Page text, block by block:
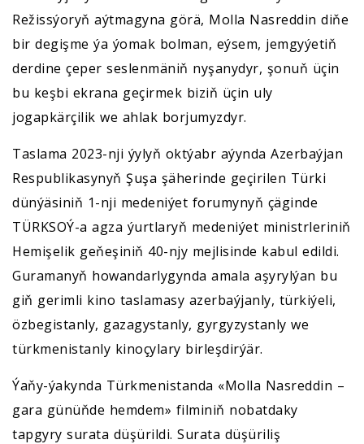
Režissýoryň aýtmagyna görä, Molla Nasreddin diňe
bir degişme ýa ýomak bolman, eýsem, jemgyýetiň
derdine çeper seslenmäniň nyşanydyr, şonuň üçin
bu keşbi ekrana geçirmek biziň üçin uly
jogapkärçilik we ahlak borjumyzdyr.
Taslama 2023-nji ýylyň oktýabr aýynda Azerbaýjan
Respublikasynyň Şuşa şäherinde geçirilen Türki
dünýäsiniň 1-nji medeniýet forumynyň çäginde
TÜRKSOÝ-a agza ýurtlaryň medeniýet ministrleriniň
Hemişelik geňeşiniň 40-njy mejlisinde kabul edildi.
Guramanyň howandarlygynda amala aşyrylýan bu
giň gerimli kino taslamasy azerbaýjanly, türkiýeli,
özbegistanly, gazagystanly, gyrgyzystanly we
türkmenistanly kinoçylary birleşdirýär.
Ýaňy-ýakynda Türkmenistanda «Molla Nasreddin –
gara günüňde hemdem» filminiň nobatdaky
tapgyry surata düşürildi. Surata düşüriliş